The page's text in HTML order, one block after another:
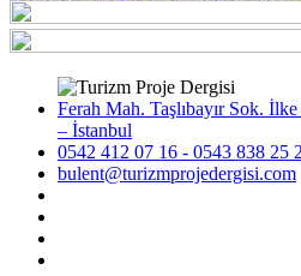
Ferah Mah. Taşlıbayır Sok.
– İstanbul
0542 412 07 16 - 0543 838 25
bulent@turizmprojedergisi.com